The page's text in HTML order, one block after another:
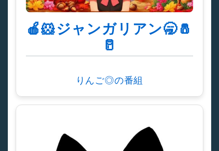
🍎🐹ジャンガリアン🥱🧂
🥛
りんご◎の番組